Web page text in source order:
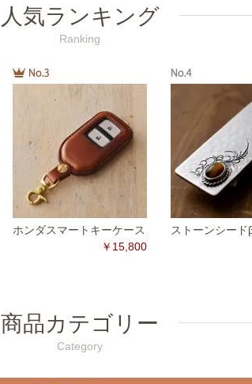
人気ランキング
Ranking
ホンダスマートキーケース
￥15,800
ストーンシード
商品カテゴリー
Category